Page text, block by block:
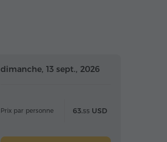
Toute la journée
dimanche, 13 sept., 2026
Prix par personne 63.55 USD